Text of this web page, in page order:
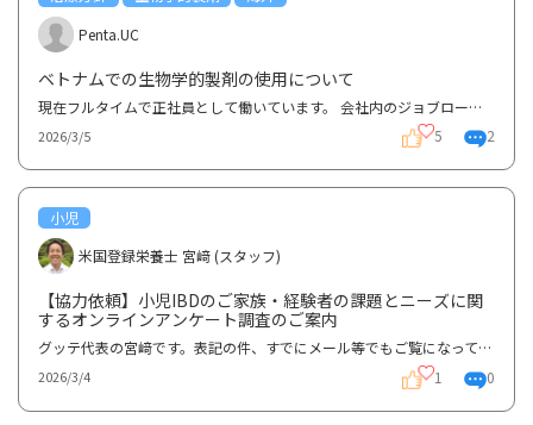
Penta.UC
ベトナムでの生物学的製剤の使用について
現在フルタイムで正社員として働いています。 会社内のジョブローテーションの一環として将来的にベト...
2026/3/5 5 2
小児
米国登録栄養士 宮﨑 (スタッフ)
【協力依頼】小児IBDのご家族・経験者の課題とニーズに関
するオンラインアンケート調査のご案内
グッテ代表の宮﨑です。表記の件、すでにメール等でもご覧になっている方もいるかもしれませんが、現在...
2026/3/4 1 0